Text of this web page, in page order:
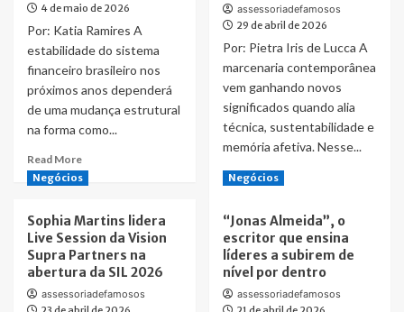
4 de maio de 2026
Por: Katia Ramires A
estabilidade do sistema
financeiro brasileiro nos
próximos anos dependerá
de uma mudança estrutural
na forma como...
Read MoreRead
more
jurídica
redefine
estratégia
dos
bancos
assessoriadefamosos
29 de abril de 2026
Por: Pietra Iris de Lucca A
marcenaria contemporânea
vem ganhando novos
significados quando alia
técnica, sustentabilidade e
memória afetiva. Nesse...
Read MoreRead
Com
mais
de
30
anos
Negócios
Sophia Martins lidera
Live Session da Vision
Supra Partners na
abertura da SIL 2026
assessoriadefamosos
Negócios
“Jonas Almeida”, o
escritor que ensina
líderes a subirem de
nível por dentro
assessoriadefamosos